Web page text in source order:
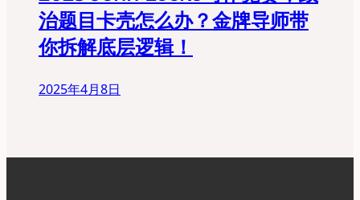
治题目卡壳怎么办？金牌导师带
你拆解底层逻辑！
2025年4月8日